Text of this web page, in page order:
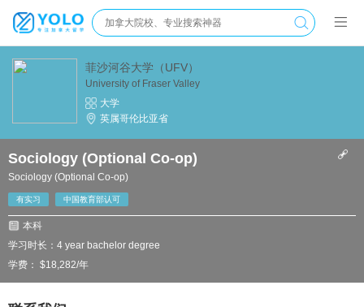
菲沙河谷大学（UFV）
University of Fraser Valley
大学
英属哥伦比亚省
Sociology (Optional Co-op)
Sociology (Optional Co-op)
有实习 中国教育部认可
本科
学习时长：4 year bachelor degree
学费： $18,282/年